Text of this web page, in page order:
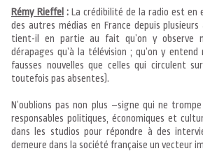
Rémy Rieffel : La crédibilité de la radio est
des autres médias en France depuis plusieurs
tient-il en partie au fait qu’on y observe
dérapages qu’à la télévision ; qu’on y
fausses nouvelles que celles qui circulent
toutefois pas absentes).
N’oublions pas non plus –signe qui ne
responsables politiques, économiques et
dans les studios pour répondre à des
demeure dans la société française un vecteur